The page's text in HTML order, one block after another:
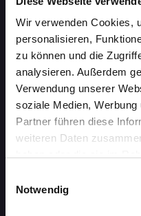
Wir verwenden Cookies,
personalisieren,
zu können und die
analysieren. Außerdem
Verwendung unserer
soziale Medien,
Partner führen diese
weiteren Daten
Notwendig
AACHEN
BERLIN
BIELEFELD
BRAUNSCHWEIG
BREMEN